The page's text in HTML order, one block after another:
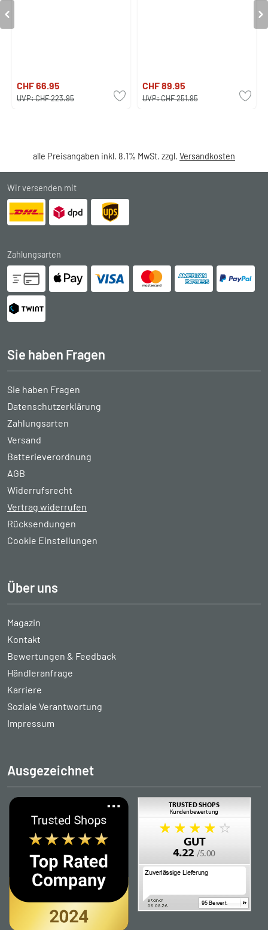
CHF 66.95
UVP:CHF 223.95
CHF 89.95
UVP:CHF 251.95
alle Preisangaben inkl. 8.1% MwSt. zzgl. Versandkosten
Wir versenden mit
Zahlungsarten
Sie haben Fragen
Sie haben Fragen
Datenschutzerklärung
Zahlungsarten
Versand
Batterieverordnung
AGB
Widerrufsrecht
Vertrag widerrufen
Rücksendungen
Cookie Einstellungen
Über uns
Magazin
Kontakt
Bewertungen & Feedback
Händleranfrage
Karriere
Soziale Verantwortung
Impressum
Ausgezeichnet